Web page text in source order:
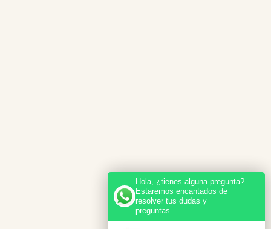
Hola, ¿tienes alguna pregunta?
Estaremos encantados de
resolver tus dudas y
preguntas.